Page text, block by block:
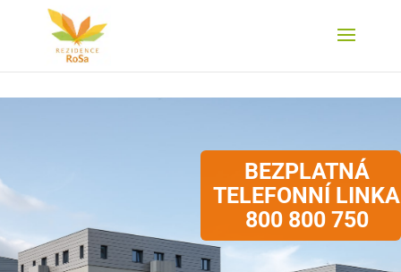
BEZPLATNÁ
TELEFONNÍ LINKA
800 800 750